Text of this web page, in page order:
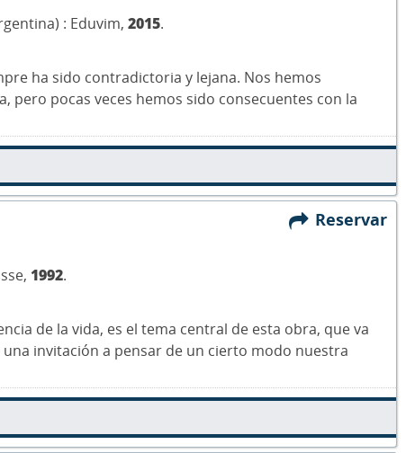
: Eduvim, 2015.
ha sido contradictoria y lejana. Nos hemos
pocas veces hemos sido consecuentes con la
Reservar
1992.
de la vida, es el tema central de esta obra, que va
invitación a pensar de un cierto modo nuestra